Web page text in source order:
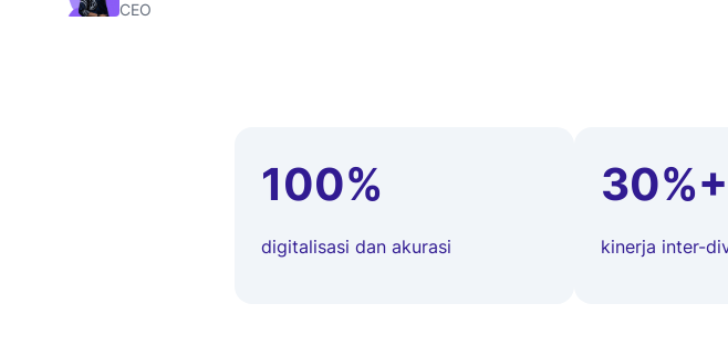
CEO
100%
digitalisasi dan akurasi
30%+
kinerja inter-